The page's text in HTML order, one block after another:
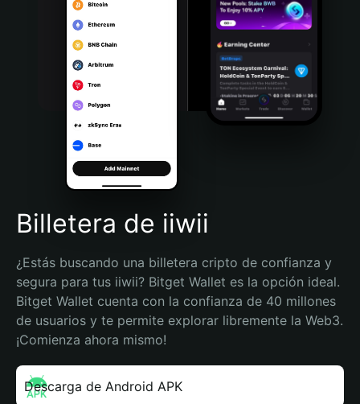
Português (Portugal)
Bahasa Indonesia
Português (Brasil)
Español (Argentina)
Billetera de iiwii
¿Estás buscando una billetera cripto de confianza y
segura para tus iiwii? Bitget Wallet es la opción ideal.
Bitget Wallet cuenta con la confianza de 40 millones
de usuarios y te permite explorar libremente la Web3.
¡Comienza ahora mismo!
Descarga de Android APK